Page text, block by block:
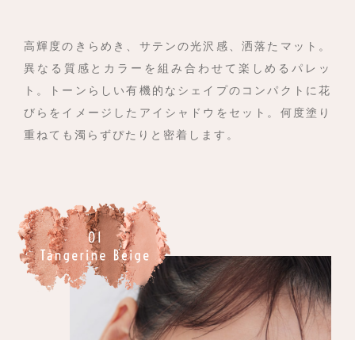
高輝度のきらめき、サテンの光沢感、洒落たマット。
異なる質感とカラーを組み合わせて楽しめるパレッ
ト。
トーンらしい有機的なシェイプのコンパクトに花
びらをイメージしたアイシャドウをセット。 何度塗り
重ねても濁らずぴたりと密着します。